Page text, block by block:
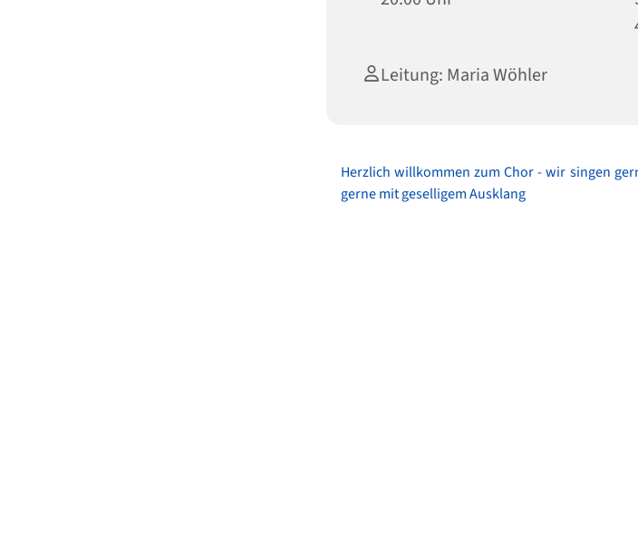
Leitung: Maria Wöhler
Herzlich willkommen zum Chor - wir singen
gerne mit geselligem Ausklang